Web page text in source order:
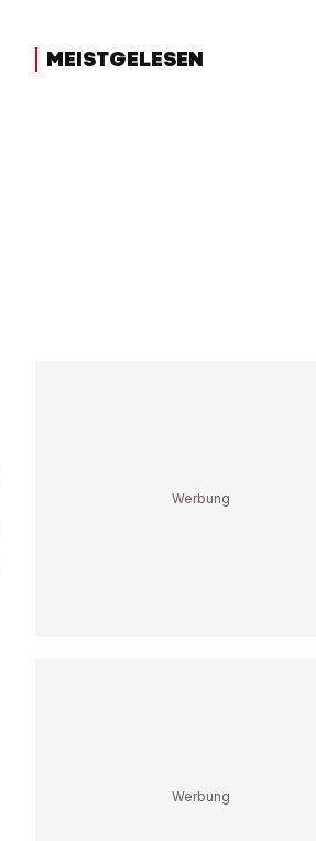
MEISTGELESEN